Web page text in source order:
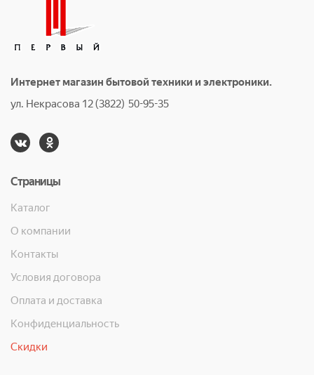
Интернет магазин бытовой техники и электроники.
ул. Некрасова 12 (3822) 50-95-35
Страницы
Каталог
О компании
Контакты
Условия договора
Оплата и доставка
Конфиденциальность
Скидки